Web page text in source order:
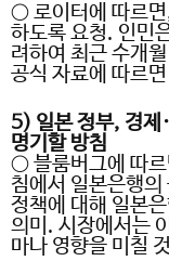
○로이터에 따르면
하도록 요청. 인민
려하여 최근 수개
공식 자료에 따르면
5) 일본 정부, 경제 ·
명기할 방침
○블룸버그에 따
침에서 일본은행의
정책에 대해 일본
의미 . 시장에서는
마나 영향을 미칠